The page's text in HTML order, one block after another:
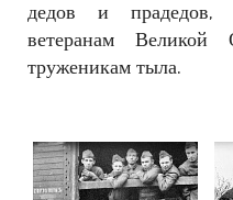
дедов и прадедов,
ветеранам Великой
труженикам тыла.